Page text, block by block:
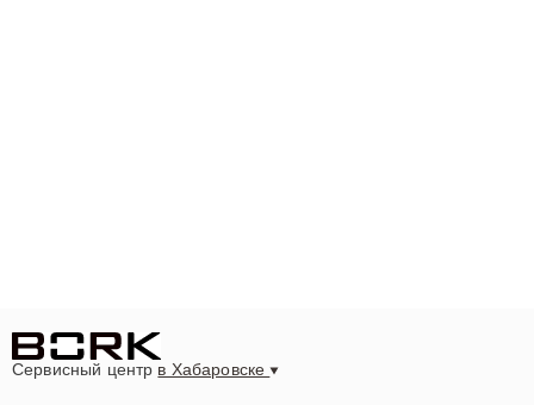
Сервисный центр в Хабаровске